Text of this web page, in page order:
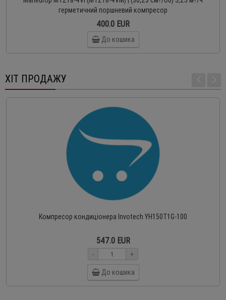
герметичний поршневий компресор
400.0 EUR
До кошика
ХІТ ПРОДАЖУ
Компресор кондиціонера Invotech YH150T1G-100
547.0 EUR
- +
До кошика